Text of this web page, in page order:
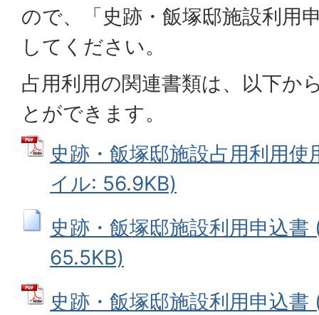
ので、「史跡・飯塚邸施設利用
してください。
占用利用の関連書類は、以下か
とができます。
史跡・飯塚邸施設占用利用
イル: 56.9KB)
史跡・飯塚邸施設利用申込書
65.5KB)
史跡・飯塚邸施設利用申込